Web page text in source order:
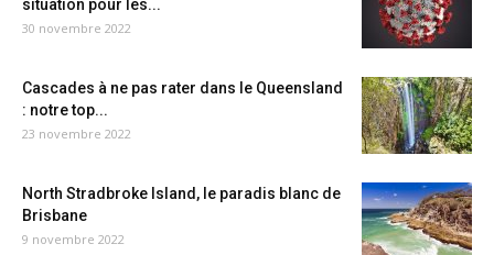
situation pour les...
30 novembre 2022
Cascades à ne pas rater dans le Queensland
: notre top...
23 novembre 2022
North Stradbroke Island, le paradis blanc de
Brisbane
9 novembre 2022